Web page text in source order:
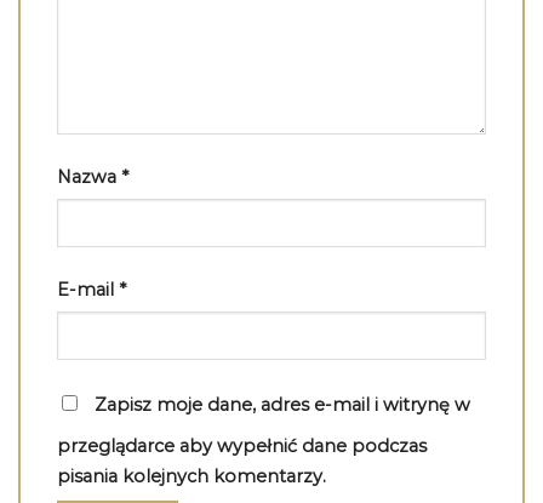
Nazwa *
E-mail *
Zapisz moje dane, adres e-mail i witrynę w
przeglądarce aby wypełnić dane podczas
pisania kolejnych komentarzy.